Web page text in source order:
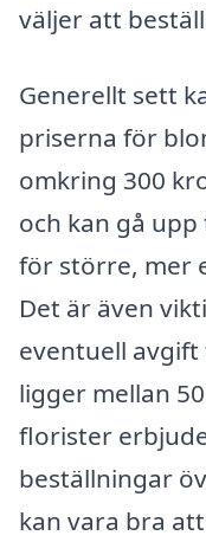
väljer att
Generellt sett
priserna för
omkring 300
och kan gå
för större, mer
Det är även
eventuell
ligger mellan
florister
beställningar
kan vara bra